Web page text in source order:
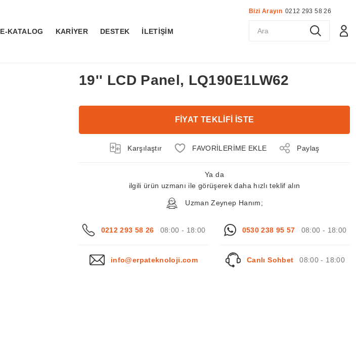
E-KATALOG KARİYER DESTEK İLETİŞİM
Bizi Arayın 0212 293 58 26
19'' LCD Panel, LQ190E1LW62
FİYAT TEKLİFİ İSTE
Karşılaştır Paylaş
Ya da
ilgili ürün uzmanı ile görüşerek daha hızlı teklif alın
Uzman Zeynep Hanım;
0212 293 58 26 08:00 - 18:00 0530 238 95 57 08:00 - 18:00
info@erpateknoloji.com Canlı Sohbet 08:00 - 18:00